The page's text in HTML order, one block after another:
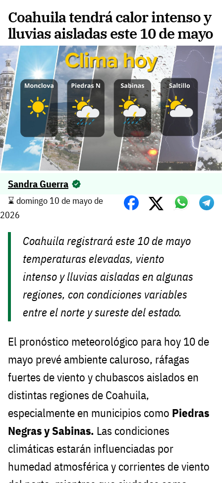
Coahuila tendrá calor intenso y
lluvias aisladas este 10 de mayo
Sandra Guerra
⌛️ domingo 10 de mayo de
2026
Coahuila registrará este 10 de mayo
temperaturas elevadas, viento
intenso y lluvias aisladas en algunas
regiones, con condiciones variables
entre el norte y sureste del estado.
El pronóstico meteorológico para hoy 10 de
mayo prevé ambiente caluroso, ráfagas
fuertes de viento y chubascos aislados en
distintas regiones de Coahuila,
especialmente en municipios como Piedras
Negras y Sabinas. Las condiciones
climáticas estarán influenciadas por
humedad atmosférica y corrientes de viento